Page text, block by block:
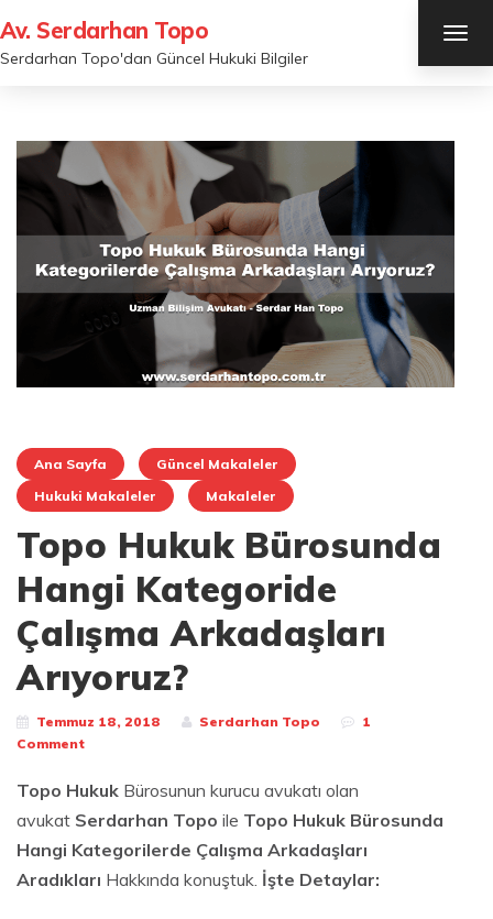
Av. Serdarhan Topo
Serdarhan Topo'dan Güncel Hukuki Bilgiler
Ana Sayfa
Güncel Makaleler
Hukuki Makaleler
Makaleler
Topo Hukuk Bürosunda
Hangi Kategoride
Çalışma Arkadaşları
Arıyoruz?
Temmuz 18, 2018 Serdarhan Topo
1
Comment
Topo Hukuk Bürosunun kurucu avukatı olan
avukat Serdarhan Topo ile Topo Hukuk Bürosunda
Hangi Kategorilerde Çalışma Arkadaşları
Aradıkları Hakkında konuştuk. İşte Detaylar: